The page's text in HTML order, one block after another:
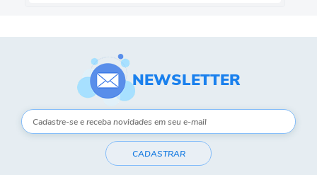
NEWSLETTER
CADASTRAR